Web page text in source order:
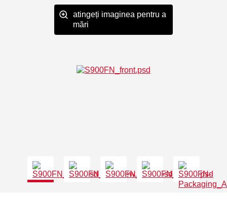
atingeți imaginea pentru a
mări